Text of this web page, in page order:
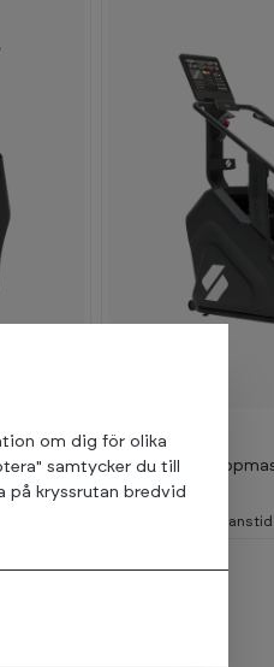
89 990:-
STEPR
XL Classic
I lager
om dig för olika
samtycker du till
på kryssrutan bredvid